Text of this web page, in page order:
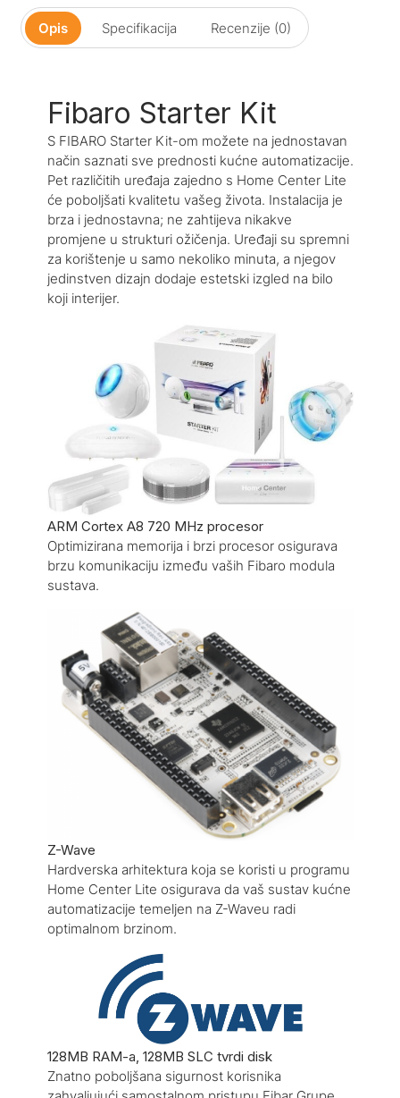
Opis Specifikacija Recenzije (0)
Fibaro Starter Kit
S FIBARO Starter Kit-om možete na jednostavan
način saznati sve prednosti kućne automatizacije.
Pet različitih uređaja zajedno s Home Center Lite
će poboljšati kvalitetu vašeg života. Instalacija je
brza i jednostavna; ne zahtijeva nikakve
promjene u strukturi ožičenja. Uređaji su spremni
za korištenje u samo nekoliko minuta, a njegov
jedinstven dizajn dodaje estetski izgled na bilo
koji interijer.
ARM Cortex A8 720 MHz procesor
Optimizirana memorija i brzi procesor osigurava
brzu komunikaciju između vaših Fibaro modula
sustava.
Z-Wave
Hardverska arhitektura koja se koristi u programu
Home Center Lite osigurava da vaš sustav kućne
automatizacije temeljen na Z-Waveu radi
optimalnom brzinom.
128MB RAM-a, 128MB SLC tvrdi disk
Znatno poboljšana sigurnost korisnika